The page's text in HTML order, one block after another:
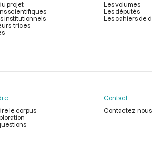
projet
scientifiques
institutionnels
trices
Les volumes
Les députés
Les cahiers de
le corpus
Contact
Contactez-nous